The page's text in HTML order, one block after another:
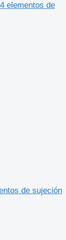
elementos de
de sujeción